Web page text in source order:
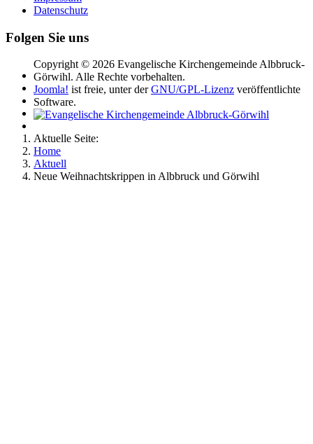
Datenschutz
Folgen Sie uns
Copyright © 2026 Evangelische Kirchengemeinde Albbruck-
Görwihl. Alle Rechte vorbehalten.
Joomla! ist freie, unter derGNU/GPL-Lizenz veröffentlichte
Software.
Aktuelle Seite:
Home
Aktuell
Neue Weihnachtskrippen in Albbruck und Görwihl